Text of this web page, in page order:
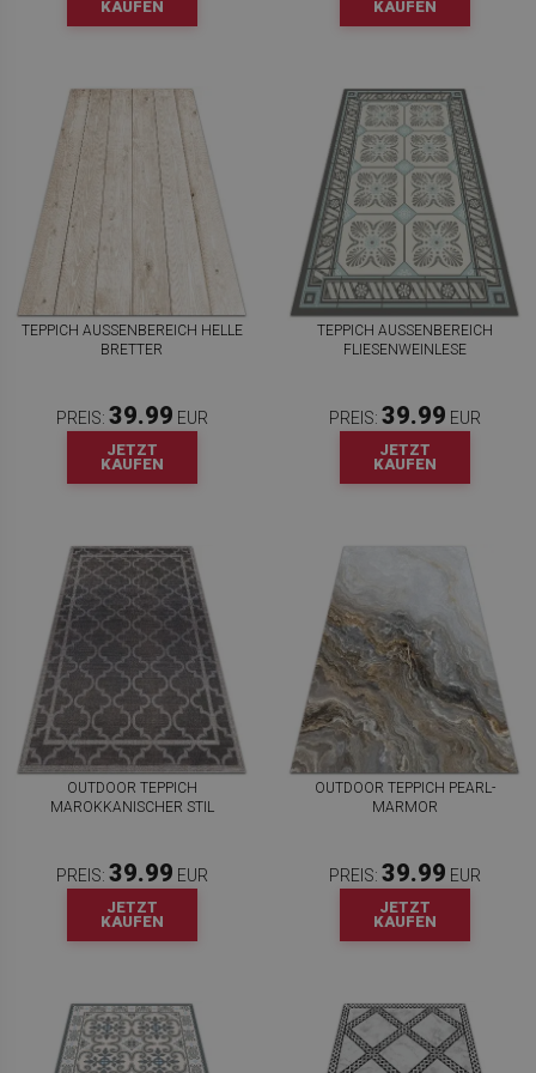
KAUFEN
KAUFEN
TEPPICH AUSSENBEREICH HELLE B
RETTER
PREIS: 39.99 EUR
JETZT
KAUFEN
TEPPICH AUSSENBEREICH F
LIESENWEINLESE
PREIS: 39.99 EUR
JETZT
KAUFEN
OUTDOOR TEPPICH
MAROKKANISCHER STIL
PREIS: 39.99 EUR
JETZT
KAUFEN
OUTDOOR TEPPICH PEARL-
MARMOR
PREIS: 39.99 EUR
JETZT
KAUFEN